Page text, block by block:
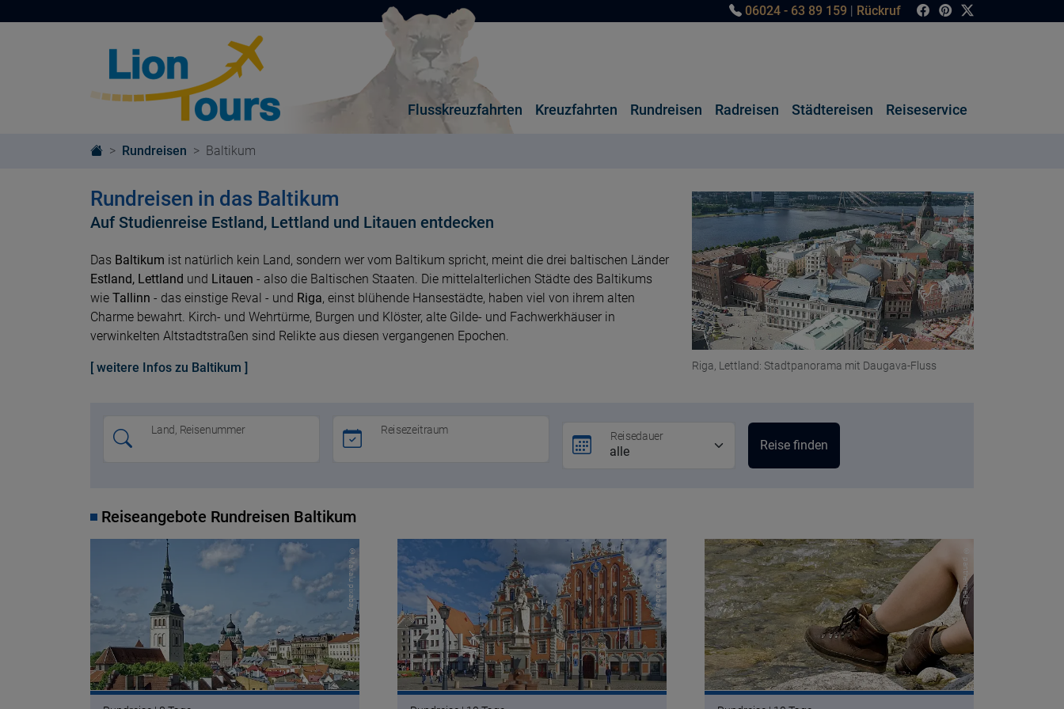
06024 - 63 89 159 | Rückruf
Flusskreuzfahrten Kreuzfahrten Rundreisen Radreisen Städtereisen Reiseservice
Rundreisen Baltikum
Rundreisen in das Baltikum
Auf Studienreise Estland, Lettland und Litauen entdecken
Das Baltikum ist natürlich kein Land, sondern wer vom Baltikum spricht, meint die drei baltischen Länder
Estland, Lettland und Litauen - also die Baltischen Staaten. Die mittelalterlichen Städte des Baltikums
wie Tallinn - das einstige Reval - und Riga, einst blühende Hansestädte, haben viel von ihrem alten
Charme bewahrt. Kirch- und Wehrtürme, Burgen und Klöster, alte Gilde- und Fachwerkhäuser in
verwinkelten Altstadtstraßen sind Relikte aus diesen vergangenen Epochen.
[ weitere Infos zu Baltikum ] Riga, Lettland: Stadtpanorama mit Daugava-Fluss
© Marek pixabay
Land, Reisenummer Reisezeitraum Reisedauer
Reiseangebote Rundreisen Baltikum
© Makalu pixabay © Makalu pixabay © panthermedia